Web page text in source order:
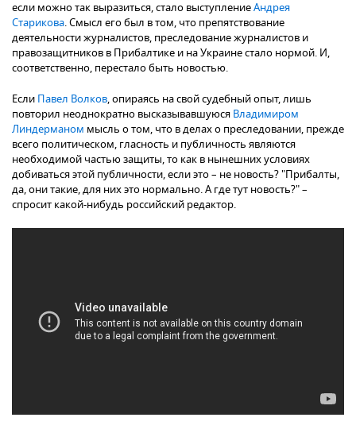
если можно так выразиться, стало выступлениеАндрея
Старикова. Смысл его был в том, что препятствование
деятельности журналистов, преследование журналистов и
правозащитников в Прибалтике и на Украине стало нормой. И,
соответственно, перестало быть новостью.
Если Павел Волков, опираясь на свой судебный опыт, лишь
повторил неоднократно высказывавшуюся Владимиром
Линдерманом мысль о том, что в делах о преследовании, прежде
всего политическом, гласность и публичность являются
необходимой частью защиты, то как в нынешних условиях
добиваться этой публичности, если это – не новость? "Прибалты,
да, они такие, для них это нормально. А где тут новость?" –
спросит какой-нибудь российский редактор.